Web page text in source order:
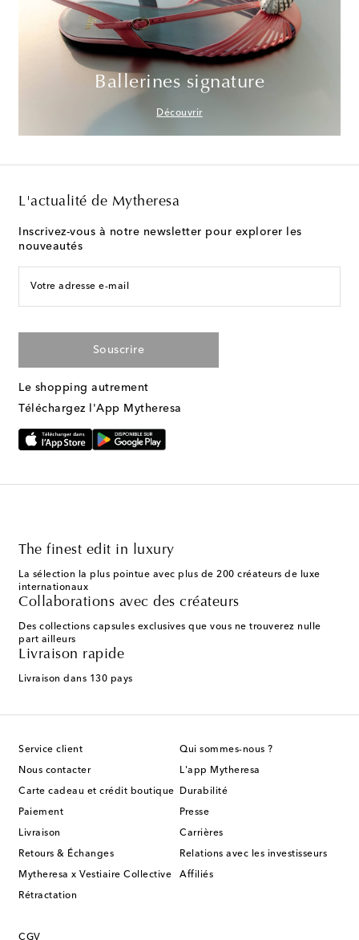
Ballerines signature
Découvrir
L'actualité de Mytheresa
Inscrivez-vous à notre newsletter pour explorer les
nouveautés
Votre adresse e-mail
Souscrire
Le shopping autrement
Téléchargez l'App Mytheresa
The finest edit in luxury
La sélection la plus pointue avec plus de 200 créateurs de luxe
internationaux
Collaborations avec des créateurs
Des collections capsules exclusives que vous ne trouverez nulle
part ailleurs
Livraison rapide
Livraison dans 130 pays
Service client
Nous contacter
Carte cadeau et crédit boutique
Paiement
Livraison
Retours & Échanges
Mytheresa x Vestiaire Collective
Rétractation
Qui sommes-nous ?
L'app Mytheresa
Durabilité
Presse
Carrières
Relations avec les investisseurs
Affiliés
CGV